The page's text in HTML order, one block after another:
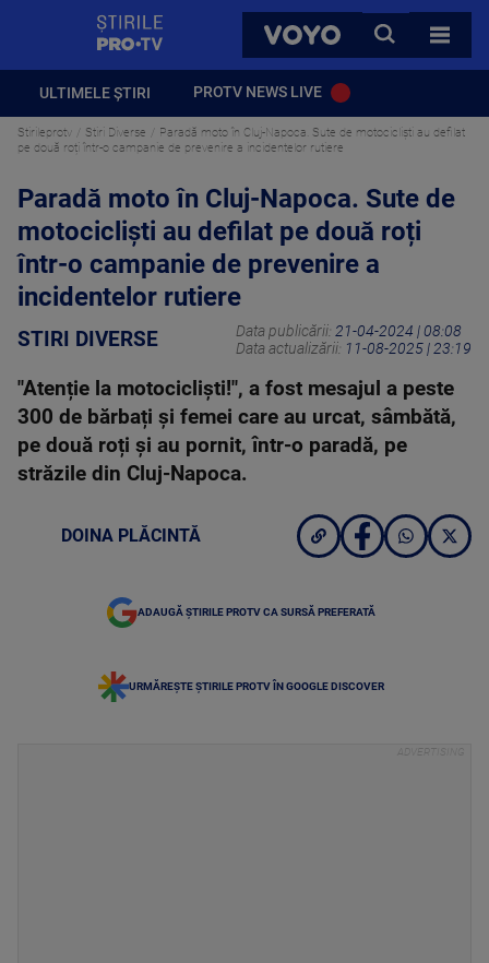
VOYO
CAUTA
TOATE
ULTIMELE ȘTIRI PROTV NEWS LIVE
Stirileprotv Stiri Diverse
Paradă moto în Cluj-Napoca. Sute de motocicliști au defilat
pe două roți într-o campanie de prevenire a incidentelor rutiere
Paradă moto în Cluj-Napoca. Sute de
motocicliști au defilat pe două roți
într-o campanie de prevenire a
incidentelor rutiere
STIRI DIVERSE Data publicării: 21-04-2024 | 08:08
Data actualizării: 11-08-2025 | 23:19
"Atenție la motocicliști!", a fost mesajul a peste
300 de bărbați și femei care au urcat, sâmbătă,
pe două roți și au pornit, într-o paradă, pe
străzile din Cluj-Napoca.
DOINA PLĂCINTĂ
ADAUGĂ ȘTIRILE PROTV CA SURSĂ PREFERATĂ
URMĂREȘTE ȘTIRILE PROTV ÎN GOOGLE DISCOVER